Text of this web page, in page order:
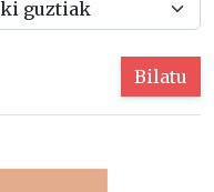
Bilatu